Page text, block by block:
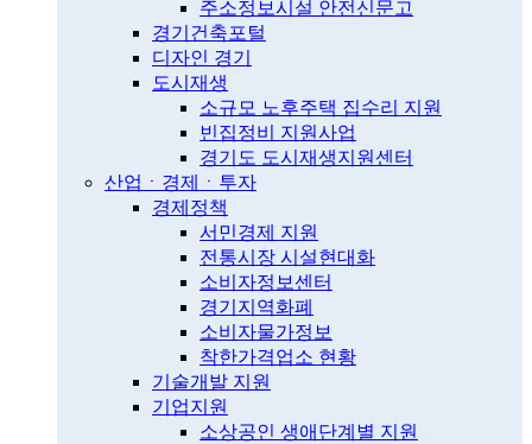
주소정보시설 안전신문고
경기건축포털
디자인 경기
도시재생
소규모 노후주택 집수리 지원
빈집정비 지원사업
경기도 도시재생지원센터
산업ㆍ경제ㆍ투자
경제정책
서민경제 지원
전통시장 시설현대화
소비자정보센터
경기지역화폐
소비자물가정보
착한가격업소 현황
기술개발 지원
기업지원
소상공인 생애단계별 지원